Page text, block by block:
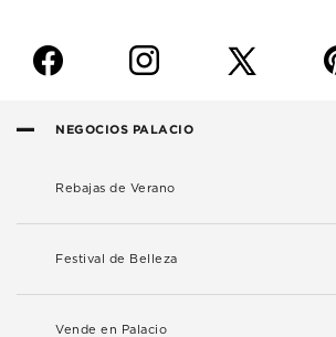
f i
NEGOCIOS PALACIO
Rebajas de Verano
Festival de Belleza
Vende en Palacio